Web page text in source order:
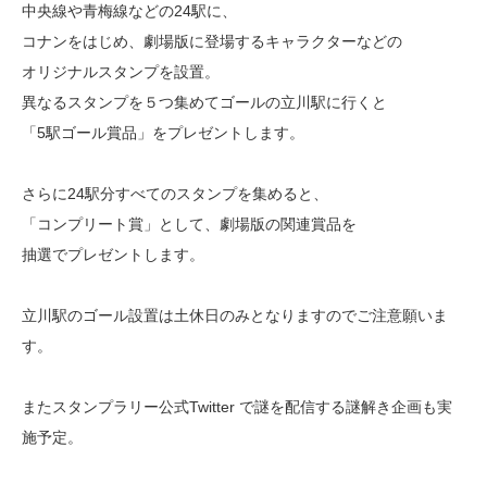
中央線や青梅線などの24駅に、
コナンをはじめ、劇場版に登場するキャラクターなどの
オリジナルスタンプを設置。
異なるスタンプを５つ集めてゴールの立川駅に行くと
「5駅ゴール賞品」をプレゼントします。
さらに24駅分すべてのスタンプを集めると、
「コンプリート賞」として、劇場版の関連賞品を
抽選でプレゼントします。
立川駅のゴール設置は土休日のみとなりますのでご注意願いま
す。
またスタンプラリー公式Twitter で謎を配信する謎解き企画も実
施予定。